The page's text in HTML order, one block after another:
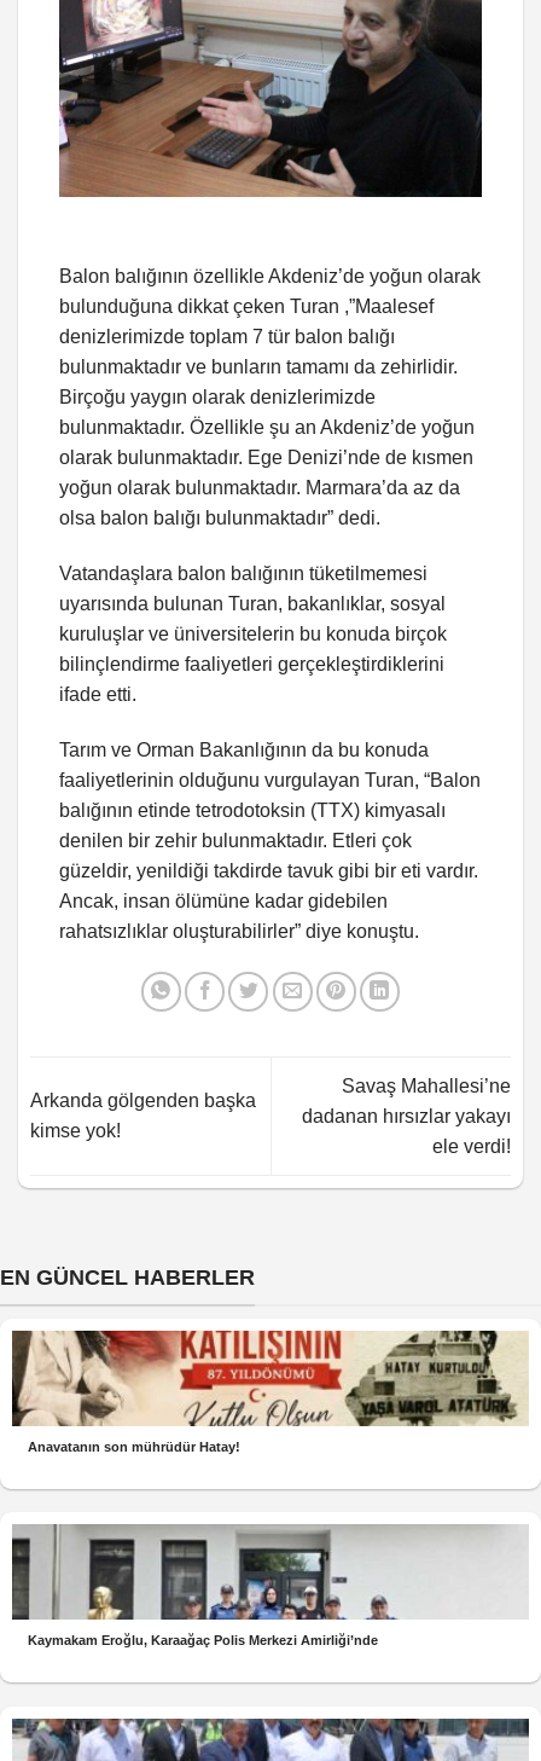
Balon balığının özellikle Akdeniz’de yoğun olarak
bulunduğuna dikkat çeken Turan ,”Maalesef
denizlerimizde toplam 7 tür balon balığı
bulunmaktadır ve bunların tamamı da zehirlidir.
Birçoğu yaygın olarak denizlerimizde
bulunmaktadır. Özellikle şu an Akdeniz’de yoğun
olarak bulunmaktadır. Ege Denizi’nde de kısmen
yoğun olarak bulunmaktadır. Marmara’da az da
olsa balon balığı bulunmaktadır” dedi.
Vatandaşlara balon balığının tüketilmemesi
uyarısında bulunan Turan, bakanlıklar, sosyal
kuruluşlar ve üniversitelerin bu konuda birçok
bilinçlendirme faaliyetleri gerçekleştirdiklerini
ifade etti.
Tarım ve Orman Bakanlığının da bu konuda
faaliyetlerinin olduğunu vurgulayan Turan, “Balon
balığının etinde tetrodotoksin (TTX) kimyasalı
denilen bir zehir bulunmaktadır. Etleri çok
güzeldir, yenildiği takdirde tavuk gibi bir eti vardır.
Ancak, insan ölümüne kadar gidebilen
rahatsızlıklar oluşturabilirler” diye konuştu.
Arkanda gölgenden başka
kimse yok!
Savaş Mahallesi’ne
dadanan hırsızlar yakayı
ele verdi!
EN GÜNCEL HABERLER
Anavatanın son mührüdür Hatay!
Kaymakam Eroğlu, Karaağaç Polis Merkezi Amirliği’nde